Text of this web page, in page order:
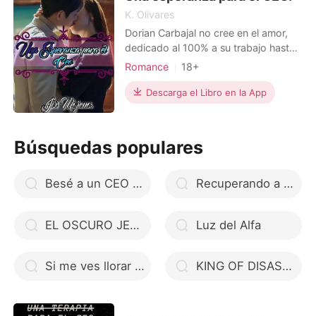
K. Olivares
Dorian Carbajal no cree en el amor,
dedicado al 100% a su trabajo hasta
que por insistencia de su abuelo debe
y firmar familia. Cansado de la
insistencia de su abuelo, miente sobre
falsa; contratando a
Romance
18+
Matromonio arreglado
CEO
Arrogante/Dominante
Descarga el Libro en la App
Búsquedas populares
Besé a un CEO y ¡Le Encantó! Recuperando a mi difunta esposa
EL OSCURO JEFE DE MI ESPOSO Luz del Alfa
Si me ves llorar por ti. (Serie Romance) KING OF DISASTER